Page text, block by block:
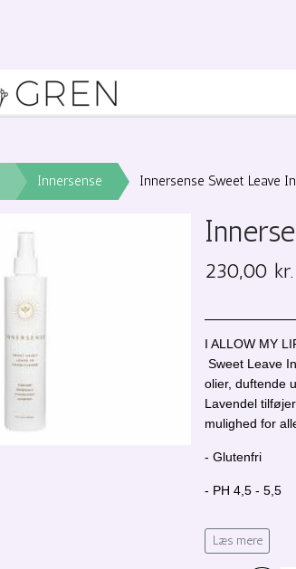
Innersense Innersense Sweet Leave
230,00 kr.
I ALLOW MY
Sweet Leave
olier, duftende
Lavendel
mulighed for
- Glutenfri
- PH 4,5 - 5,5
Anvendelse:
Læs mere